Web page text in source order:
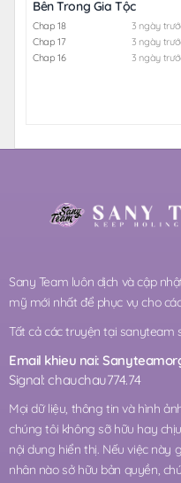
Bên Trong Gia Tộc
Chap 18
3 ngày
Chap 17
3 ngày
Chap 16
3 ngày
Sany Team luôn dịch và cập
mỹ mới nhất để phục vụ cho
Tất cả các truyện tại sanyteam
Email khieu nai:
Signal: chauchau774.74
Mọi dữ liệu, thông tin và hình
chúng tôi không sỡ hữu hay
nội dung hiển thị. Nếu việc này
nhân nào sở hữu bản quyền,